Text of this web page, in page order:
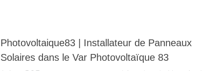
Photovol­tai­que83 | Instal­la­teur de Panneaux
Solaires dans le Var Photo­vol­taïque 83